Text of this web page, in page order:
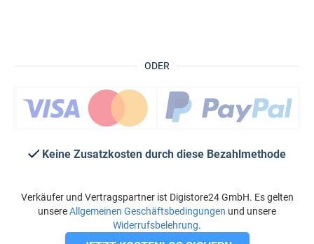
ODER
Keine Zusatzkosten durch diese Bezahlmethode
Verkäufer und Vertragspartner ist Digistore24 GmbH. Es gelten
unsereAllgemeinen Geschäftsbedingungen und unsere
Widerrufsbelehrung.